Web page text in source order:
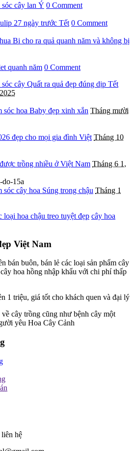
cây lan Ý 0 Comment
27 ngày trước Tết 0 Comment
Bi cho ra quả quanh năm và không bị
quanh năm 0 Comment
cây Quất ra quả đẹp đúng dịp Tết
sóc hoa Baby đẹp xinh xắn Tháng mười
đẹp cho mọi gia đình Việt Tháng 10
trồng nhiều ở Việt Nam Tháng 6 1,
sóc cây hoa Súng trong chậu Tháng 1
loại hoa chậu treo tuyệt đẹp cây hoa
Việt Nam
bán buôn, bán lẻ các loại sản phẩm cây
hoa hồng nhập khẩu với chi phí thấp
1 triệu, giá tốt cho khách quen và đại lý
cây trồng cũng như bệnh cây một
yêu Hoa Cây Cảnh
hệ